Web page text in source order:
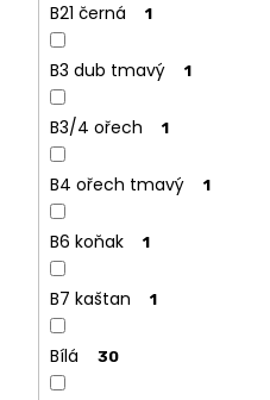
B21 černá 1
B3 dub tmavý 1
B3/4 ořech 1
B4 ořech tmavý 1
B6 koňak 1
B7 kaštan 1
Bílá 30